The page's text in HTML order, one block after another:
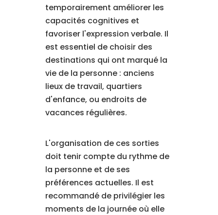
temporairement améliorer les
capacités cognitives et
favoriser l'expression verbale. Il
est essentiel de choisir des
destinations qui ont marqué la
vie de la personne : anciens
lieux de travail, quartiers
d'enfance, ou endroits de
vacances régulières.
L'organisation de ces sorties
doit tenir compte du rythme de
la personne et de ses
préférences actuelles. Il est
recommandé de privilégier les
moments de la journée où elle